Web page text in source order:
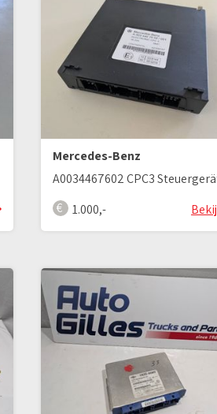
Mercedes-Benz
A0034467602 CPC3
1.000,-